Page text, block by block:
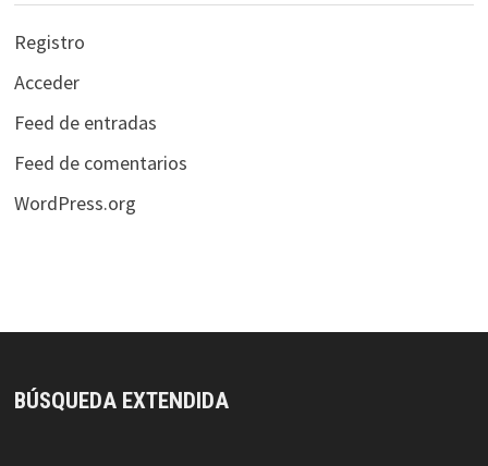
Registro
Acceder
Feed de entradas
Feed de comentarios
WordPress.org
BÚSQUEDA EXTENDIDA